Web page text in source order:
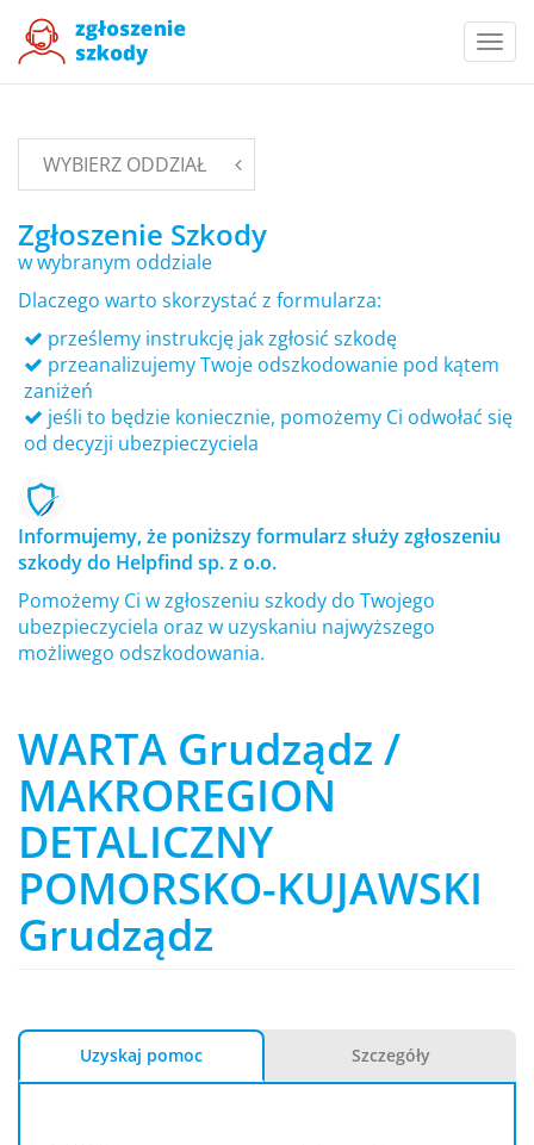
WYBIERZ ODDZIAŁ
Zgłoszenie Szkody
w wybranym oddziale
Dlaczego warto skorzystać z formularza:
prześlemy instrukcję jak zgłosić szkodę
przeanalizujemy Twoje odszkodowanie pod kątem
zaniżeń
jeśli to będzie koniecznie, pomożemy Ci odwołać się
od decyzji ubezpieczyciela
Informujemy, że poniższy formularz służy zgłoszeniu
szkody do Helpfind sp. z o.o.
Pomożemy Ci w zgłoszeniu szkody do Twojego
ubezpieczyciela oraz w uzyskaniu najwyższego
możliwego odszkodowania.
WARTA Grudządz /
MAKROREGION
DETALICZNY
POMORSKO-KUJAWSKI
Grudządz
Uzyskaj pomoc Szczegóły